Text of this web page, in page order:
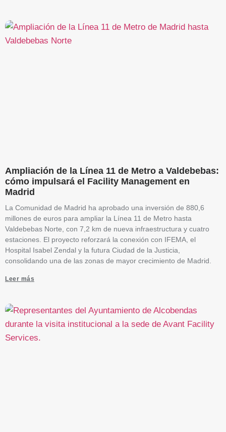
Ampliación de la Línea 11 de Metro a Valdebebas:
cómo impulsará el Facility Management en
Madrid
La Comunidad de Madrid ha aprobado una inversión de 880,6
millones de euros para ampliar la Línea 11 de Metro hasta
Valdebebas Norte, con 7,2 km de nueva infraestructura y cuatro
estaciones. El proyecto reforzará la conexión con IFEMA, el
Hospital Isabel Zendal y la futura Ciudad de la Justicia,
consolidando una de las zonas de mayor crecimiento de Madrid.
Leer más